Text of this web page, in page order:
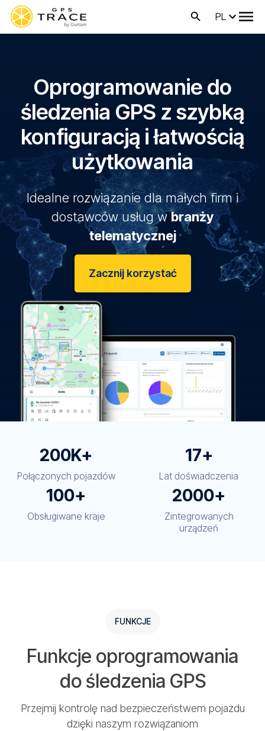
PL
Oprogramowanie do
śledzenia GPS z szybką
konfiguracją i łatwością
użytkowania
Idealne rozwiązanie dla małych firm i
dostawców usług wbranży
telematycznej
Zacznij korzystać
200K+
Połączonych pojazdów
17+
Lat doświadczenia
100+
Obsługiwane kraje
2000+
Zintegrowanych
urządzeń
FUNKCJE
Funkcje oprogramowania
do śledzenia GPS
Przejmij kontrolę nad bezpieczeństwem pojazdu
dzięki naszym rozwiązaniom